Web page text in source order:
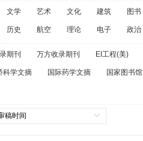
文学 艺术 文化 建筑 图书
历史 航空 理论 电子 政治
期刊 万方收录期刊 EI工程(美)
科学文摘 国际药学文摘 国家图书馆
稿时间